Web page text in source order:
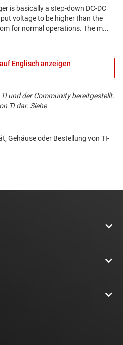
Englisch anzeigen
und der Community bereitgestellt.
TI dar. Siehe
Gehäuse oder Bestellung von TI-